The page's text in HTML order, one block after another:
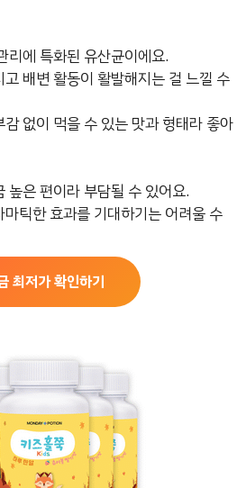
리에 특화된 유산균이에요.
고 배변 활동이 활발해지는 걸 느낄 수
없이 먹을 수 있는 맛과 형태라 좋아
높은 편이라 부담될 수 있어요.
마틱한 효과를 기대하기는 어려울 수
최저가 확인하기